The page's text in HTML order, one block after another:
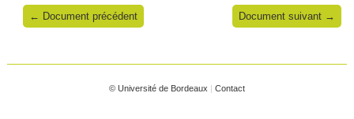
← Document précédent Document suivant →
© Université de Bordeaux | Contact